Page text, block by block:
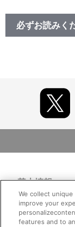
必ずお読みく
基本情報
利用規約 特定商取引法
ご利用情報
We collect
improve your
features and to